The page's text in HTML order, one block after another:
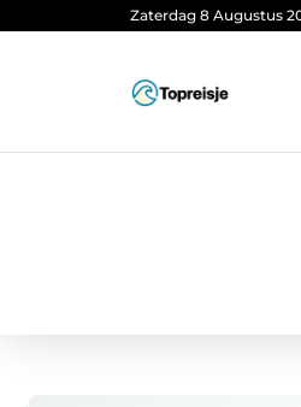
Zaterdag 8 Augustus